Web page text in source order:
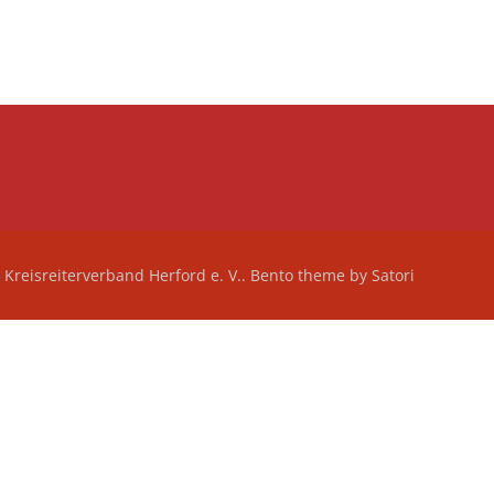
Herford e. V.. Bento theme by Satori